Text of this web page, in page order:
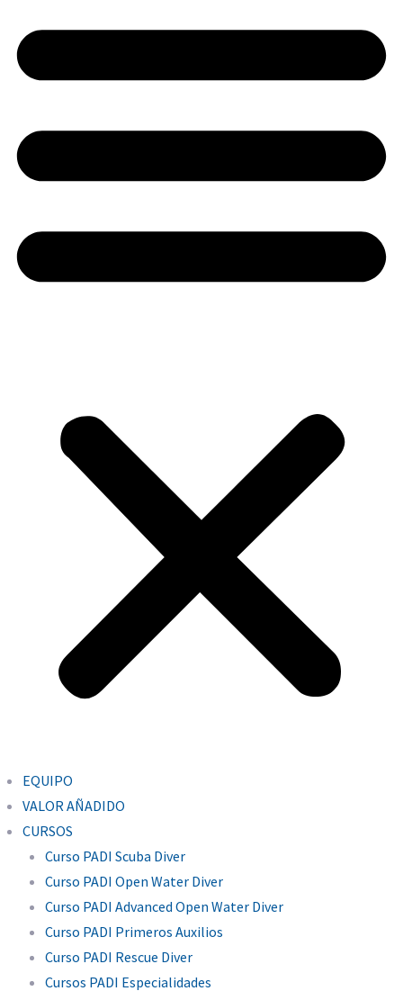
EQUIPO
VALOR AÑADIDO
CURSOS
Curso PADI Scuba Diver
Curso PADI Open Water Diver
Curso PADI Advanced Open Water Diver
Curso PADI Primeros Auxilios
Curso PADI Rescue Diver
Cursos PADI Especialidades